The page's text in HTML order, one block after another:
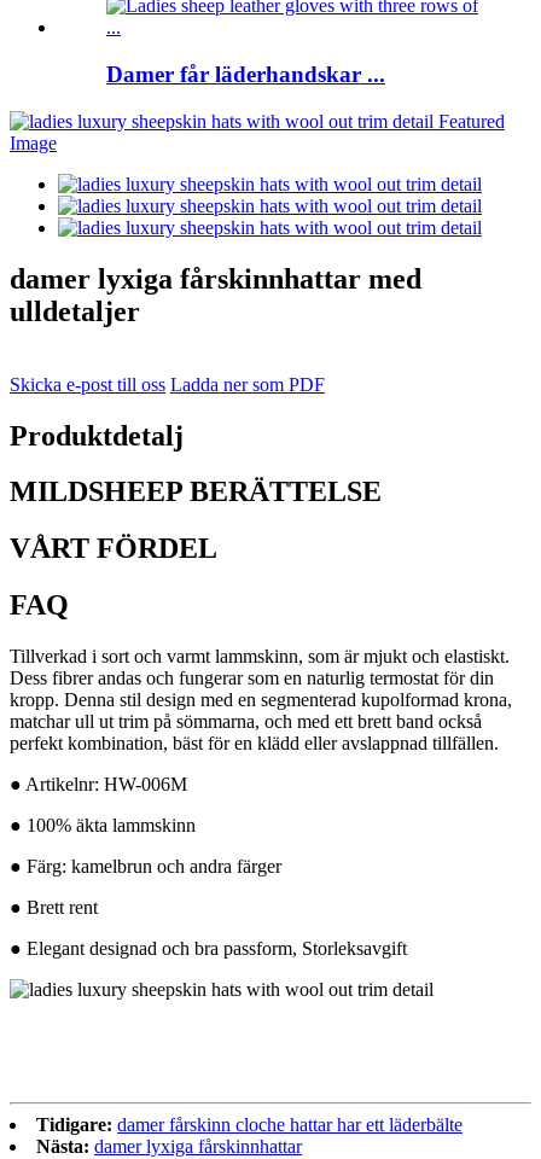
Damer får läderhandskar ...
damer lyxiga fårskinnhattar med
ulldetaljer
Skicka e-post till oss Ladda ner som PDF
Produktdetalj
MILDSHEEP BERÄTTELSE
VÅRT FÖRDEL
FAQ
Tillverkad i sort och varmt lammskinn, som är mjukt och elastiskt.
Dess fibrer andas och fungerar som en naturlig termostat för din
kropp. Denna stil design med en segmenterad kupolformad krona,
matchar ull ut trim på sömmarna, och med ett brett band också
perfekt kombination, bäst för en klädd eller avslappnad tillfällen.
● Artikelnr: HW-006M
● 100% äkta lammskinn
● Färg: kamelbrun och andra färger
● Brett rent
● Elegant designad och bra passform, Storleksavgift
Tidigare: damer fårskinn cloche hattar har ett läderbälte
Nästa: damer lyxiga fårskinnhattar